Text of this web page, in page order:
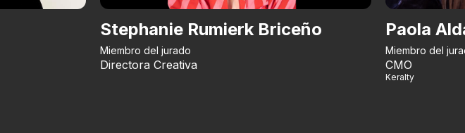
Stephanie Rumierk Briceño
Miembro del jurado
Directora Creativa
Paola
Miembro del
CMO
Keralty